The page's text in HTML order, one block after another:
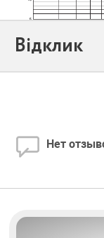
Відклик
Нет